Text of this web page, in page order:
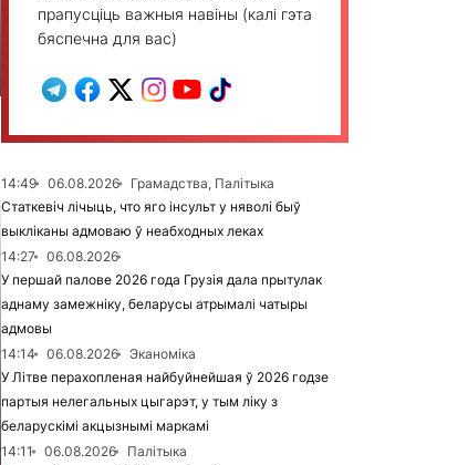
прапусціць важныя навіны (калі гэта
бяспечна для вас)
14:49 06.08.2026
Грамадства, Палітыка
Статкевіч лічыць, что яго інсульт у няволі быў
выкліканы адмоваю ў неабходных леках
14:27
06.08.2026
У першай палове 2026 года Грузія дала прытулак
аднаму замежніку, беларусы атрымалі чатыры
адмовы
14:14
06.08.2026
Эканоміка
У Літве перахопленая найбуйнейшая ў 2026 годзе
партыя нелегальных цыгарэт, у тым ліку з
беларускімі акцызнымі маркамі
14:11
06.08.2026
Палітыка